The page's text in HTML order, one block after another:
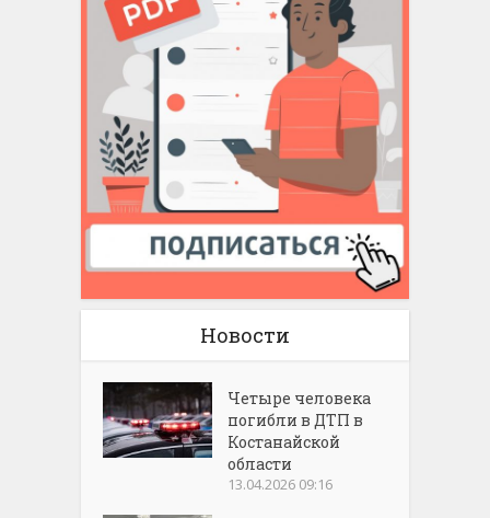
Новости
Четыре человека
погибли в ДТП в
Костанайской
области
13.04.2026 09:16